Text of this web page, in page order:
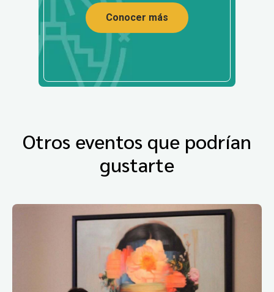
Conocer más
Otros eventos que podrían
gustarte